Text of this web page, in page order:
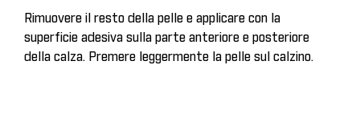
Rimuovere il resto della pelle e applicare con la
superficie adesiva sulla parte anteriore e posteriore
della calza. Premere leggermente la pelle sul calzino.